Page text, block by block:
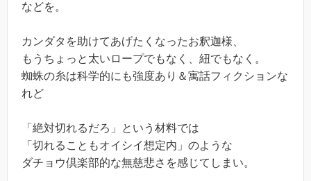
などを。
カンダタを助けてあげたくなったお釈迦様、
もうちょっと太いロープでもなく、紐でもなく。
蜘蛛の糸は科学的にも強度あり＆寓話フィクションな
れど
「絶対切れるだろ」という材料では
「切れることもオイシイ想定内」のような
ダチョウ倶楽部的な無慈悲さを感じてしまい。